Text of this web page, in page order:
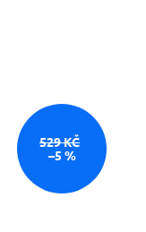
529 KČ
–5 %